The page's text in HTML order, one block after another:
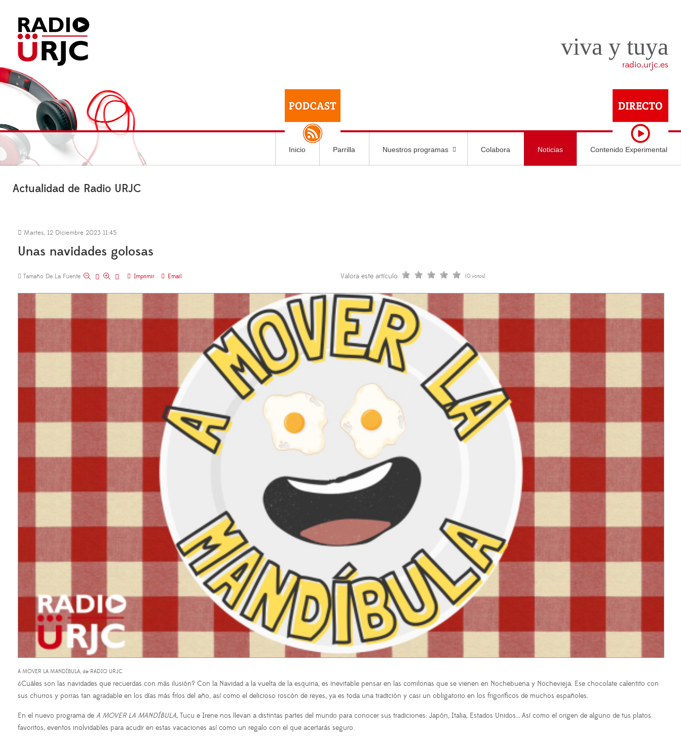
viva y tuya
radio.urjc.es
Inicio Parrilla Nuestros programas Colabora Noticias Contenido Experimental
Actualidad de Radio URJC
Martes, 12 Diciembre 2023 11:45
Unas navidades golosas
Tamaño De La Fuente Imprimir Email Valora este artículo (0 votos)
A MOVER LA MANDÍBULA, de RADIO URJC
¿Cuáles son las navidades que recuerdas con más ilusión? Con la Navidad a la vuelta de la esquina, es inevitable pensar en las comilonas que se vienen en Nochebuena y Nochevieja. Ese chocolate calentito con
sus churros y porras tan agradable en los días más fríos del año, así como el delicioso roscón de reyes, ya es toda una tradición y casi un obligatorio en los frigoríficos de muchos españoles.
En el nuevo programa de A MOVER LA MANDÍBULA, Tucu e Irene nos llevan a distintas partes del mundo para conocer sus tradiciones: Japón, Italia, Estados Unidos… Así como el origen de alguno de tus platos
favoritos, eventos inolvidables para acudir en estas vacaciones así como un regalo con el que acertarás seguro.